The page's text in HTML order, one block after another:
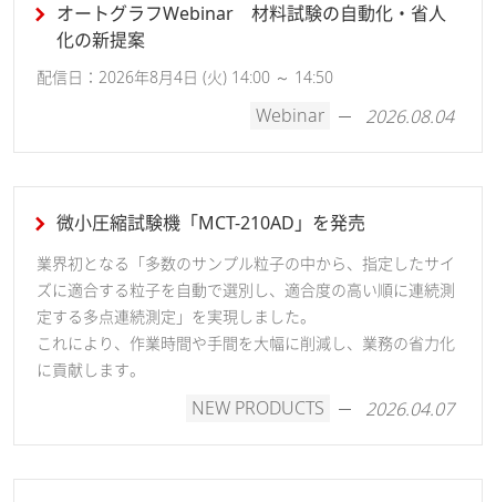
オートグラフWebinar 材料試験の自動化・省人
化の新提案
配信日：2026年8月4日 (火) 14:00 ～ 14:50
Webinar 2026.08.04
微小圧縮試験機「MCT-210AD」を発売
業界初となる「多数のサンプル粒子の中から、指定したサイ
ズに適合する粒子を自動で選別し、適合度の高い順に連続測
定する多点連続測定」を実現しました。
これにより、作業時間や手間を大幅に削減し、業務の省力化
に貢献します。
NEW PRODUCTS 2026.04.07